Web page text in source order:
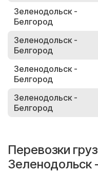
Зеленодольск -
Белгород
Зеленодольск -
Белгород
Зеленодольск -
Белгород
Зеленодольск -
Белгород
Перевозки
Зеленодольск